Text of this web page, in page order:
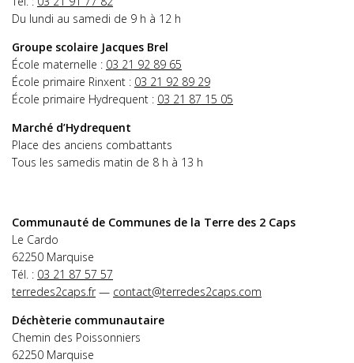
Du lundi au samedi de 9 h à 12 h
Groupe scolaire Jacques Brel
École maternelle : 03 21 92 89 65
École primaire Rinxent : 03 21 92 89 29
École primaire Hydrequent : 03 21 87 15 05
Marché d’Hydrequent
Place des anciens combattants
Tous les samedis matin de 8 h à 13 h
Communauté de Communes de la Terre des 2 Caps
Le Cardo
62250 Marquise
Tél. : 03 21 87 57 57
terredes2caps.fr— contact@terredes2caps.com
Déchèterie communautaire
Chemin des Poissonniers
62250 Marquise